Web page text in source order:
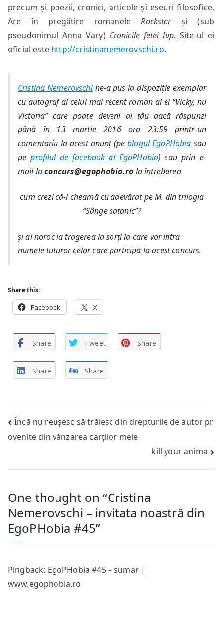
precum și poezii, cronici, articole și eseuri filosofice.
Are în pregătire romaneleRockstarși (sub
pseudonimul Anna Vary) Cronicile fetei lup. Site-ul ei
oficial este http://cristinanemerovschi.ro.
Cristina Nemerovschine-a pus la dispoziție exemplar
cu autograf al celui mai recent roman al ei “Vicky, nu
Victoria” care poate deveni al tău dacă răspunzi
până în 13 martie 2016 ora 23:59 printr-un
comentariu la acest anunț (peblogul EgoPHobia sau
peprofilul de facebook al EgoPHobia) sau prin e-
mail laconcurs@egophobia.ro la întrebarea
cum crezi că-l cheamă cu adevărat pe M. din trilogia
“Sânge satanic”?
și ai noroc la tragerea la sorți la care vor intra
numele tuturor celor care participă la acest concurs.
Share this:
Facebook X
Share Tweet Share
Share Share
Post
navigation
Încă nu reușesc să trăiesc din drepturile de autor pr
ovenite din vânzarea cărților mele
kill your anima
One thought on “Cristina
Nemerovschi – invitata noastră din
EgoPHobia #45”
Pingback: EgoPHobia #45 – sumar |
www.egophobia.ro